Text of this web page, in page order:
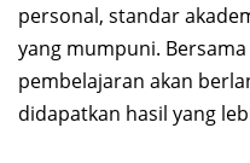
personal, standar
yang mumpuni.
pembelajaran akan
didapatkan hasil yang